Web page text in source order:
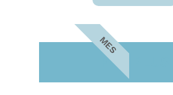
MES
PRO PLUS